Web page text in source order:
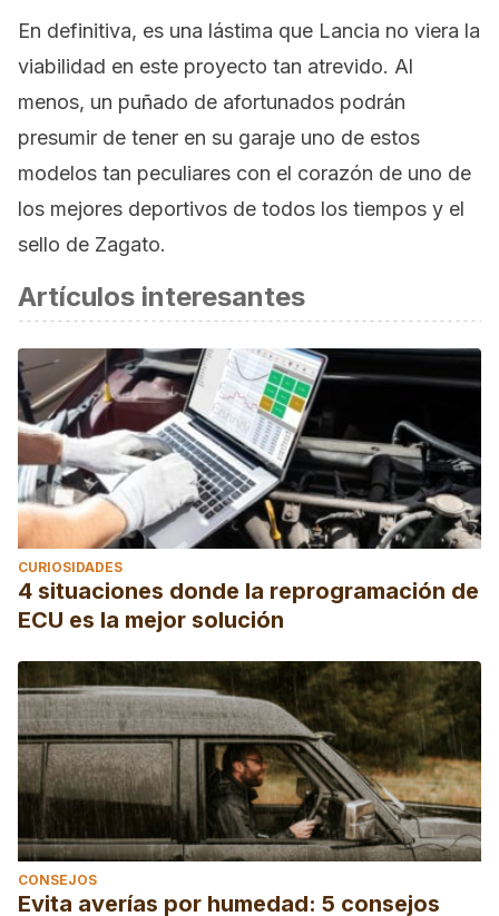
En definitiva, es una lástima que Lancia no viera la
viabilidad en este proyecto tan atrevido. Al
menos, un puñado de afortunados podrán
presumir de tener en su garaje uno de estos
modelos tan peculiares con el corazón de uno de
los mejores deportivos de todos los tiempos y el
sello de Zagato.
Artículos interesantes
CURIOSIDADES
4 situaciones donde la reprogramación de
ECU es la mejor solución
CONSEJOS
Evita averías por humedad: 5 consejos